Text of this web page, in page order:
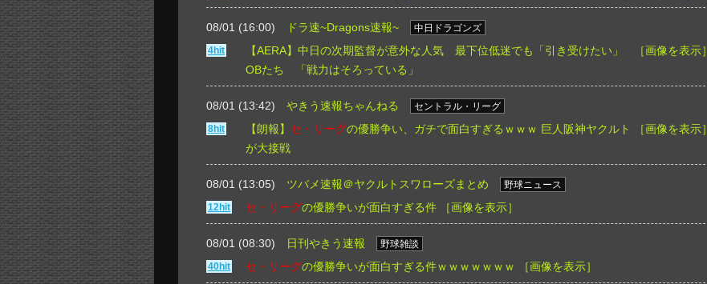
08/01 (16:00) ドラ速~Dragons速報~
中日ドラゴンズ
4hit
【AERA】中日の次期監督が意外な人気 最下位低迷でも「引き受けたい」
OBたち 「戦力はそろっている」
［画像を表示］
08/01 (13:42) やきう速報ちゃんねる
セントラル・リーグ
8hit
【朗報】 セ・リーグの優勝争い、ガチで面白すぎるｗｗｗ 巨人阪神ヤクルト
が大接戦
［画像を表示］
08/01 (13:05) ツバメ速報＠ヤクルトスワローズまとめ
野球ニュース
12hit
セ・リーグの優勝争いが面白すぎる件 ［画像を表示］
08/01 (08:30) 日刊やきう速報
野球雑談
40hit
セ・リーグの優勝争いが面白すぎる件ｗｗｗｗｗｗｗ ［画像を表示］